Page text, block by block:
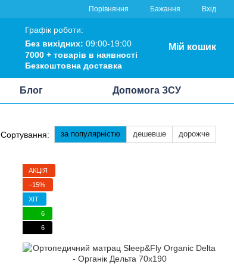
Порівняння Бажання Вхід
Графік роботи:
Без вихідних: 09:00-19:00
7000 + товарів в наявності
Безкоштовна доставка
Мій кошик
Блог Допомога ЗСУ
Сортування: за популярністю дешевше дорожче
АКЦІЯ
−15%
ХІТ
6
6